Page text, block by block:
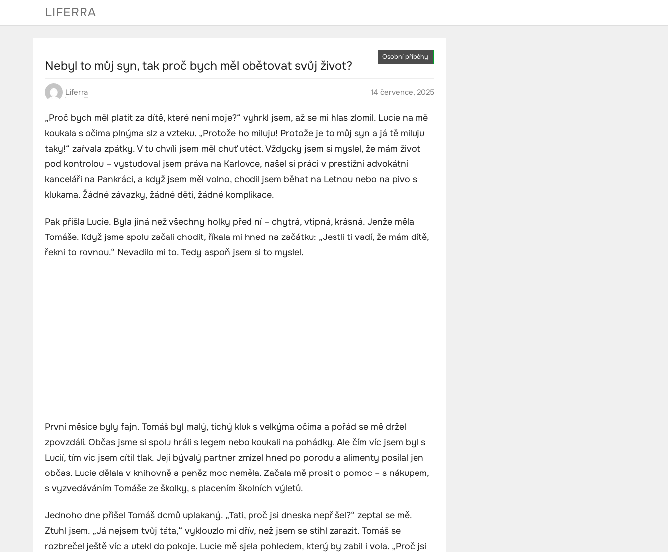
LIFERRA
Osobní příběhy
Nebyl to můj syn, tak proč bych měl obětovat svůj život?
Liferra 14 července, 2025
„Proč bych měl platit za dítě, které není moje?“ vyhrkl jsem, až se mi hlas zlomil. Lucie na mě
koukala s očima plnýma slz a vzteku. „Protože ho miluju! Protože je to můj syn a já tě miluju
taky!“ zařvala zpátky. V tu chvíli jsem měl chuť utéct. Vždycky jsem si myslel, že mám život
pod kontrolou – vystudoval jsem práva na Karlovce, našel si práci v prestižní advokátní
kanceláři na Pankráci, a když jsem měl volno, chodil jsem běhat na Letnou nebo na pivo s
klukama. Žádné závazky, žádné děti, žádné komplikace.
Pak přišla Lucie. Byla jiná než všechny holky před ní – chytrá, vtipná, krásná. Jenže měla
Tomáše. Když jsme spolu začali chodit, říkala mi hned na začátku: „Jestli ti vadí, že mám dítě,
řekni to rovnou.“ Nevadilo mi to. Tedy aspoň jsem si to myslel.
První měsíce byly fajn. Tomáš byl malý, tichý kluk s velkýma očima a pořád se mě držel
zpovzdálí. Občas jsme si spolu hráli s legem nebo koukali na pohádky. Ale čím víc jsem byl s
Lucií, tím víc jsem cítil tlak. Její bývalý partner zmizel hned po porodu a alimenty posílal jen
občas. Lucie dělala v knihovně a peněz moc neměla. Začala mě prosit o pomoc – s nákupem,
s vyzvedáváním Tomáše ze školky, s placením školních výletů.
Jednoho dne přišel Tomáš domů uplakaný. „Tati, proč jsi dneska nepřišel?“ zeptal se mě.
Ztuhl jsem. „Já nejsem tvůj táta,“ vyklouzlo mi dřív, než jsem se stihl zarazit. Tomáš se
rozbrečel ještě víc a utekl do pokoje. Lucie mě sjela pohledem, který by zabil i vola. „Proč jsi